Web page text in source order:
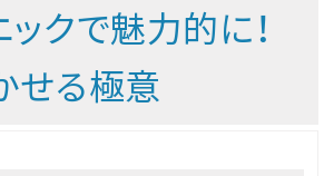
クで魅力的に！
せる極意